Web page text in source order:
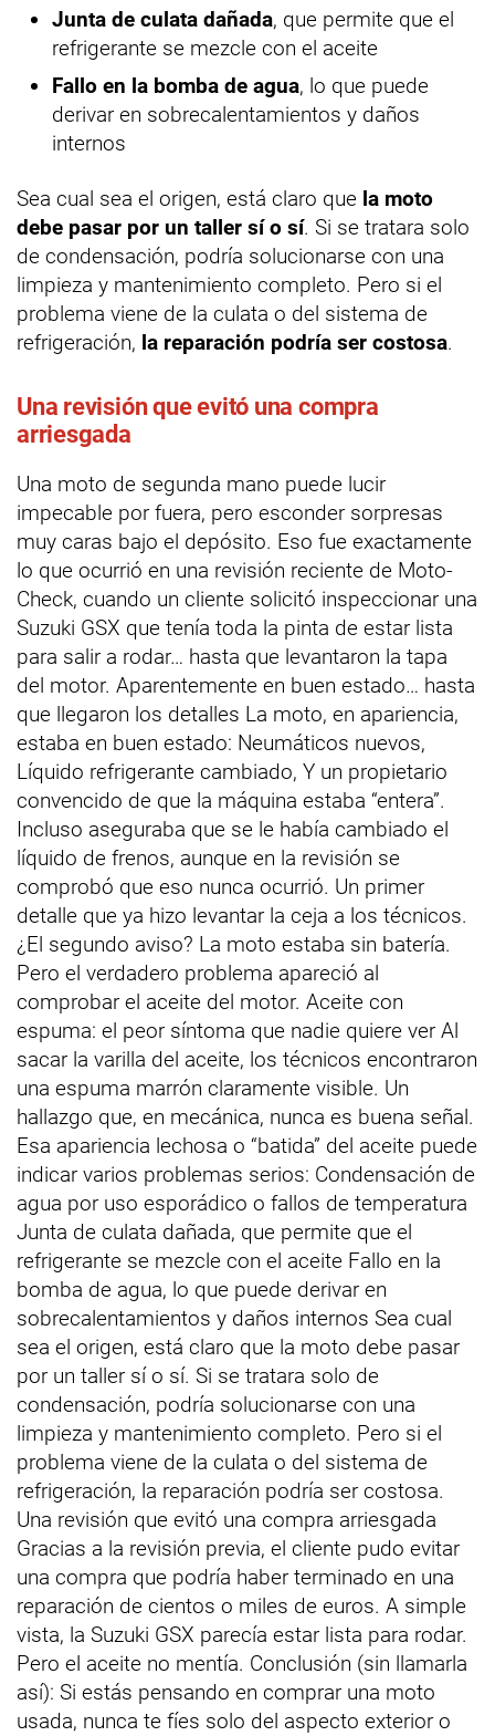
Junta de culata dañada, que permite que el
refrigerante se mezcle con el aceite
Fallo en la bomba de agua, lo que puede
derivar en sobrecalentamientos y daños
internos
Sea cual sea el origen, está claro que la moto
debe pasar por un taller sí o sí. Si se tratara solo
de condensación, podría solucionarse con una
limpieza y mantenimiento completo. Pero si el
problema viene de la culata o del sistema de
refrigeración, la reparación podría ser costosa.
Una revisión que evitó una compra
arriesgada
Una moto de segunda mano puede lucir
impecable por fuera, pero esconder sorpresas
muy caras bajo el depósito. Eso fue exactamente
lo que ocurrió en una revisión reciente de Moto-
Check, cuando un cliente solicitó inspeccionar una
Suzuki GSX que tenía toda la pinta de estar lista
para salir a rodar… hasta que levantaron la tapa
del motor. Aparentemente en buen estado… hasta
que llegaron los detalles La moto, en apariencia,
estaba en buen estado: Neumáticos nuevos,
Líquido refrigerante cambiado, Y un propietario
convencido de que la máquina estaba “entera”.
Incluso aseguraba que se le había cambiado el
líquido de frenos, aunque en la revisión se
comprobó que eso nunca ocurrió. Un primer
detalle que ya hizo levantar la ceja a los técnicos.
¿El segundo aviso? La moto estaba sin batería.
Pero el verdadero problema apareció al
comprobar el aceite del motor. Aceite con
espuma: el peor síntoma que nadie quiere ver Al
sacar la varilla del aceite, los técnicos encontraron
una espuma marrón claramente visible. Un
hallazgo que, en mecánica, nunca es buena señal.
Esa apariencia lechosa o “batida” del aceite puede
indicar varios problemas serios: Condensación de
agua por uso esporádico o fallos de temperatura
Junta de culata dañada, que permite que el
refrigerante se mezcle con el aceite Fallo en la
bomba de agua, lo que puede derivar en
sobrecalentamientos y daños internos Sea cual
sea el origen, está claro que la moto debe pasar
por un taller sí o sí. Si se tratara solo de
condensación, podría solucionarse con una
limpieza y mantenimiento completo. Pero si el
problema viene de la culata o del sistema de
refrigeración, la reparación podría ser costosa.
Una revisión que evitó una compra arriesgada
Gracias a la revisión previa, el cliente pudo evitar
una compra que podría haber terminado en una
reparación de cientos o miles de euros. A simple
vista, la Suzuki GSX parecía estar lista para rodar.
Pero el aceite no mentía. Conclusión (sin llamarla
así): Si estás pensando en comprar una moto
usada, nunca te fíes solo del aspecto exterior o